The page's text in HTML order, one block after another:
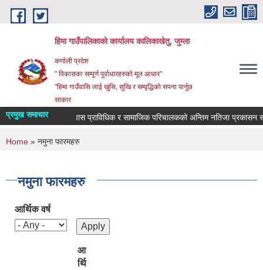
Skip to main content
हिमा गाउँपालिकाकाे कार्यालय कालिकाखेतु, जुम्ला
कर्णाली प्रदेश
" विकासका सम्पूर्ण पुर्वाधारहरुको मूल आधार"
"हिमा गाउँवासि लाई खुसि, सुखि र सम्वृद्धिको सपना पार्नुछ
साकार
प्रमुख समाचार वास प्राविधिक र सामाजिक परिचालकको अन्तिम नतिजा प्रकासन
You are here
Home » नमुना फारमहरु
नमुना फारमहरु
आर्थिक वर्ष
आ
र्थि